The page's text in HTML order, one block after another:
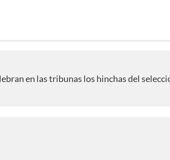
en las tribunas los hinchas del